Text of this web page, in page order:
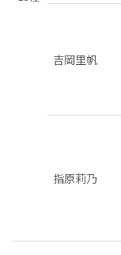
吉岡里帆
指原莉乃